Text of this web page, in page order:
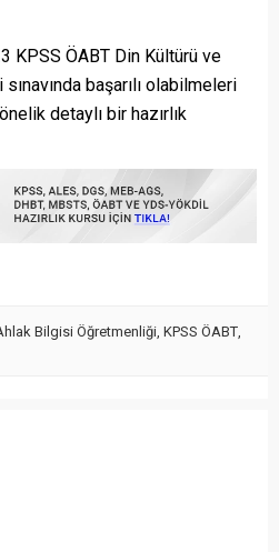
KPSS ÖABT Din Kültürü ve
başarılı olabilmeleri
detaylı bir hazırlık
Bilgisi Öğretmenliği KPSS ÖABT